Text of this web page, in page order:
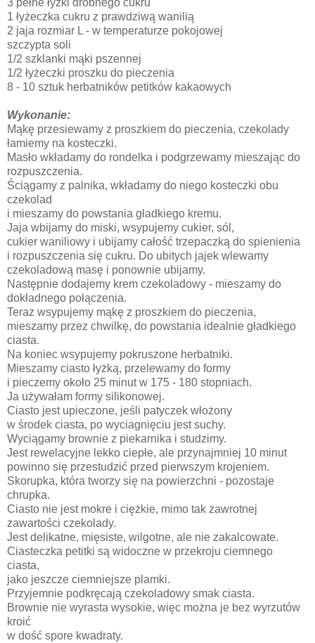
3 pełne łyżki drobnego cukru
1 łyżeczka cukru z prawdziwą wanilią
2 jaja rozmiar L - w temperaturze pokojowej
szczypta soli
1/2 szklanki mąki pszennej
1/2 łyżeczki proszku do pieczenia
8 - 10 sztuk herbatników petitków kakaowych
Wykonanie:
Mąkę przesiewamy z proszkiem do pieczenia, czekolady
łamiemy na kosteczki.
Masło wkładamy do rondelka i podgrzewamy mieszając do
rozpuszczenia.
Ściągamy z palnika, wkładamy do niego kosteczki obu
czekolad
i mieszamy do powstania gładkiego kremu.
Jaja wbijamy do miski, wsypujemy cukier, sól,
cukier waniliowy i ubijamy całość trzepaczką do spienienia
i rozpuszczenia się cukru. Do ubitych jajek wlewamy
czekoladową masę i ponownie ubijamy.
Następnie dodajemy krem czekoladowy - mieszamy do
dokładnego połączenia.
Teraz wsypujemy mąkę z proszkiem do pieczenia,
mieszamy przez chwilkę, do powstania idealnie gładkiego
ciasta.
Na koniec wsypujemy pokruszone herbatniki.
Mieszamy ciasto łyżką, przelewamy do formy
i pieczemy około 25 minut w 175 - 180 stopniach.
Ja używałam formy silikonowej.
Ciasto jest upieczone, jeśli patyczek włożony
w środek ciasta, po wyciagnięciu jest suchy.
Wyciągamy brownie z piekarnika i studzimy.
Jest rewelacyjne lekko ciepłe, ale przynajmniej 10 minut
powinno się przestudzić przed pierwszym krojeniem.
Skorupka, która tworzy się na powierzchni - pozostaje
chrupka.
Ciasto nie jest mokre i ciężkie, mimo tak zawrotnej
zawartości czekolady.
Jest delikatne, mięsiste, wilgotne, ale nie zakalcowate.
Ciasteczka petitki są widoczne w przekroju ciemnego
ciasta,
jako jeszcze ciemniejsze plamki.
Przyjemnie podkręcają czekoladowy smak ciasta.
Brownie nie wyrasta wysokie, więc można je bez wyrzutów
kroić
w dość spore kwadraty.